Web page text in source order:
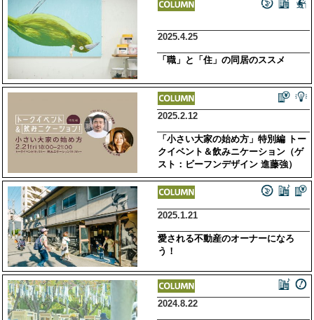
2025.4.25
「職」と「住」の同居のススメ
2025.2.12
「小さい大家の始め方」特別編 トー
クイベント＆飲みニケーション（ゲ
スト：ビーフンデザイン 進藤強）
2025.1.21
愛される不動産のオーナーになろ
う！
2024.8.22